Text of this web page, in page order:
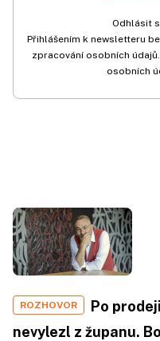
Odhlásit
Přihlášením k newsletteru
zpracování osobních
osobních
ROZHOVOR
Po
nevylezl z županu.